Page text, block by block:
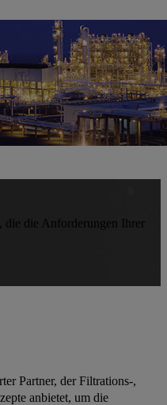
die die Anforderungen Ihrer
Partner, der Filtrations-,
anbietet, um die